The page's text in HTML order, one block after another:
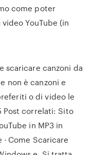
come poter
YouTube (in
scaricare canzoni da
non è canzoni e
o di video le
Post correlati: Sito
in MP3 in
Come Scaricare